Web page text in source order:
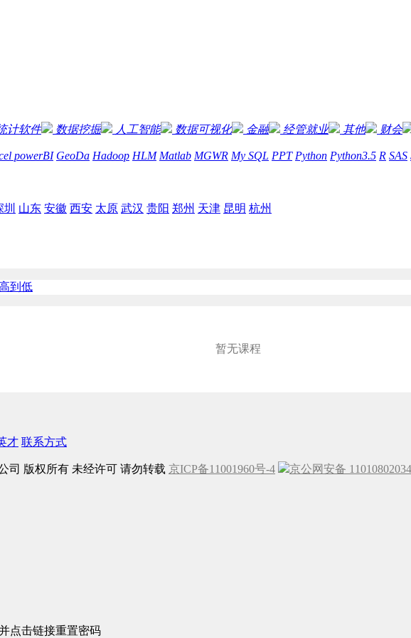
计软件 数据挖掘 人工智能 数据可视化 金融 经管就业 其他 财会
powerBI GeoDa Hadoop HLM Matlab MGWR My SQL PPT Python Python3.5 R SAS
圳 山东 安徽 西安 太原 武汉 贵阳 郑州 天津 昆明 杭州
到低
暂无课程
才 联系方式
司 版权所有 未经许可 请勿转载 京ICP备11001960号-4 京公网安备
点击链接重置密码